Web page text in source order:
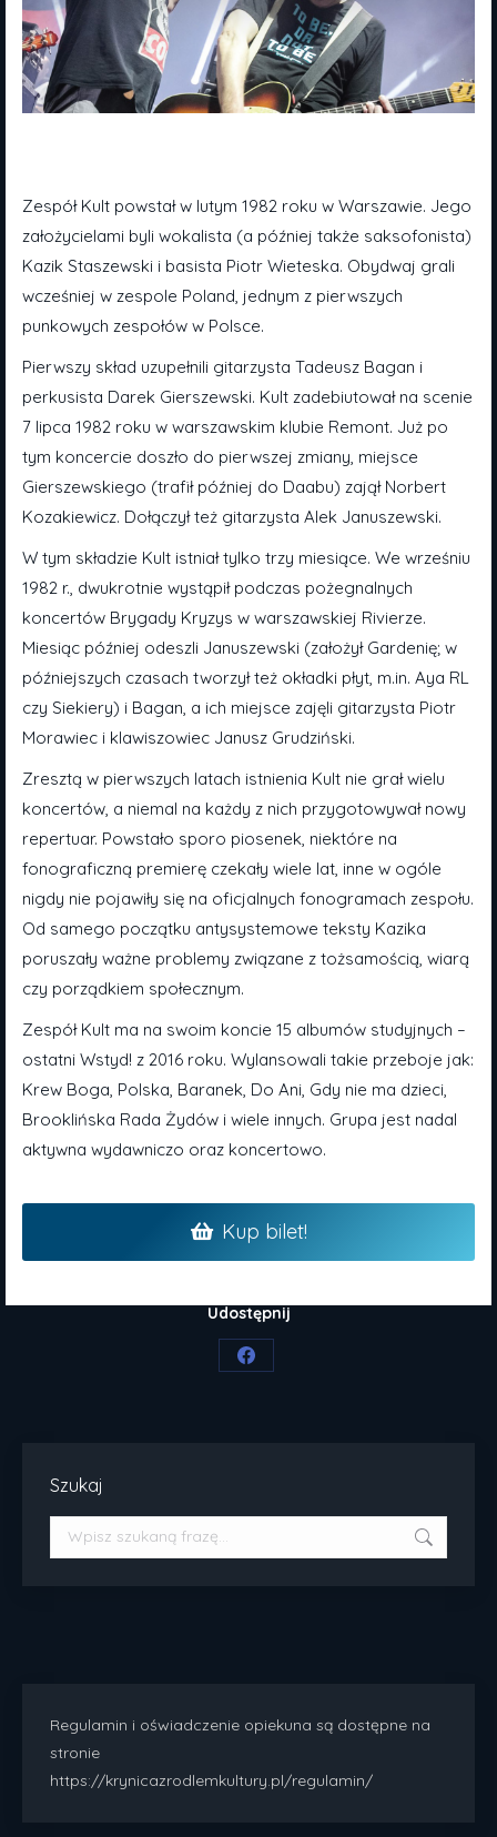
Zespół Kult powstał w lutym 1982 roku w Warszawie. Jego
założycielami byli wokalista (a później także saksofonista)
Kazik Staszewski i basista Piotr Wieteska. Obydwaj grali
wcześniej w zespole Poland, jednym z pierwszych
punkowych zespołów w Polsce.
Pierwszy skład uzupełnili gitarzysta Tadeusz Bagan i
perkusista Darek Gierszewski. Kult zadebiutował na scenie
7 lipca 1982 roku w warszawskim klubie Remont. Już po
tym koncercie doszło do pierwszej zmiany, miejsce
Gierszewskiego (trafił później do Daabu) zajął Norbert
Kozakiewicz. Dołączył też gitarzysta Alek Januszewski.
W tym składzie Kult istniał tylko trzy miesiące. We wrześniu
1982 r., dwukrotnie wystąpił podczas pożegnalnych
koncertów Brygady Kryzys w warszawskiej Rivierze.
Miesiąc później odeszli Januszewski (założył Gardenię; w
późniejszych czasach tworzył też okładki płyt, m.in. Aya RL
czy Siekiery) i Bagan, a ich miejsce zajęli gitarzysta Piotr
Morawiec i klawiszowiec Janusz Grudziński.
Zresztą w pierwszych latach istnienia Kult nie grał wielu
koncertów, a niemal na każdy z nich przygotowywał nowy
repertuar. Powstało sporo piosenek, niektóre na
fonograficzną premierę czekały wiele lat, inne w ogóle
nigdy nie pojawiły się na oficjalnych fonogramach zespołu.
Od samego początku antysystemowe teksty Kazika
poruszały ważne problemy związane z tożsamością, wiarą
czy porządkiem społecznym.
Zespół Kult ma na swoim koncie 15 albumów studyjnych –
ostatni Wstyd! z 2016 roku. Wylansowali takie przeboje jak:
Krew Boga, Polska, Baranek, Do Ani, Gdy nie ma dzieci,
Brooklińska Rada Żydów i wiele innych. Grupa jest nadal
aktywna wydawniczo oraz koncertowo.
Kup bilet!
Udostępnij
Share
Szukaj
Szukaj:
Regulamin i oświadczenie opiekuna są dostępne na
stronie
https://krynicazrodlemkultury.pl/regulamin/